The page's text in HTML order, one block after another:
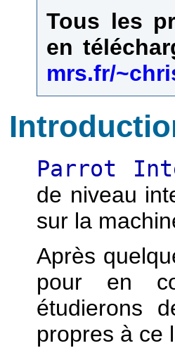
Tous les
en
mrs.fr/
Parrot
de niveau
sur la
Après
pour en
étudierons
propres à ce